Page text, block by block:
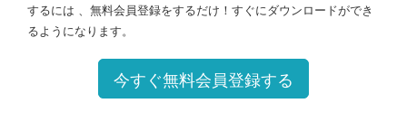
するには 、無料会員登録をするだけ！すぐにダウンロードができ
るようになります。
今すぐ無料会員登録する